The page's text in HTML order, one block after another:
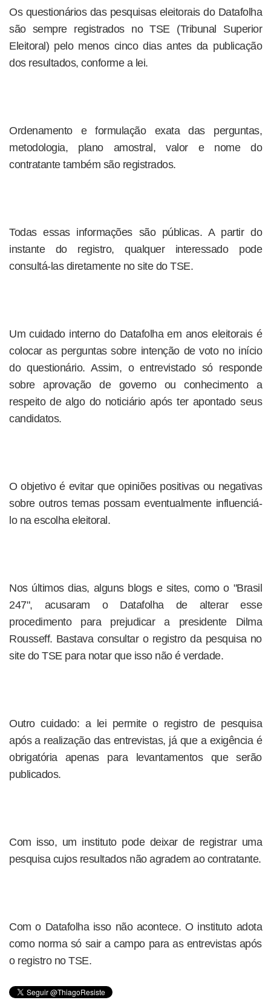
Os questionários das pesquisas eleitorais do Datafolha
são sempre registrados no TSE (Tribunal Superior
Eleitoral) pelo menos cinco dias antes da publicação
dos resultados, conforme a lei.
Ordenamento e formulação exata das perguntas,
metodologia, plano amostral, valor e nome do
contratante também são registrados.
Todas essas informações são públicas. A partir do
instante do registro, qualquer interessado pode
consultá-las diretamente no site do TSE.
Um cuidado interno do Datafolha em anos eleitorais é
colocar as perguntas sobre intenção de voto no início
do questionário. Assim, o entrevistado só responde
sobre aprovação de governo ou conhecimento a
respeito de algo do noticiário após ter apontado seus
candidatos.
O objetivo é evitar que opiniões positivas ou negativas
sobre outros temas possam eventualmente influenciá-
lo na escolha eleitoral.
Nos últimos dias, alguns blogs e sites, como o "Brasil
247", acusaram o Datafolha de alterar esse
procedimento para prejudicar a presidente Dilma
Rousseff. Bastava consultar o registro da pesquisa no
site do TSE para notar que isso não é verdade.
Outro cuidado: a lei permite o registro de pesquisa
após a realização das entrevistas, já que a exigência é
obrigatória apenas para levantamentos que serão
publicados.
Com isso, um instituto pode deixar de registrar uma
pesquisa cujos resultados não agradem ao contratante.
Com o Datafolha isso não acontece. O instituto adota
como norma só sair a campo para as entrevistas após
o registro no TSE.